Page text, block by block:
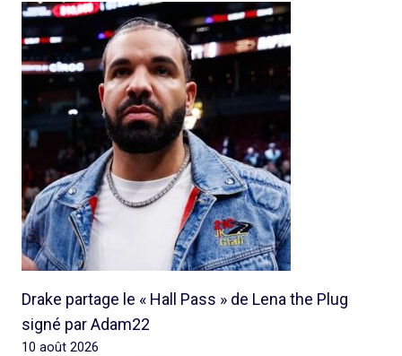
Drake partage le « Hall Pass » de Lena the Plug
signé par Adam22
10 août 2026